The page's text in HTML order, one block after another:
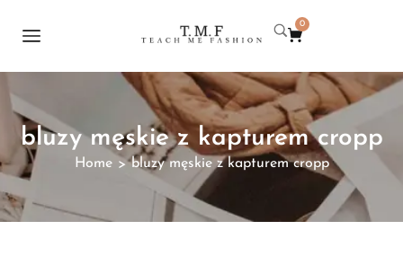
0
bluzy męskie z kapturem cropp
Home > bluzy męskie z kapturem cropp